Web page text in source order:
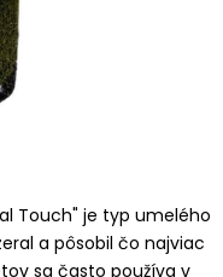
Touch" je typ umelého
a pôsobil čo najviac
sa často používa v